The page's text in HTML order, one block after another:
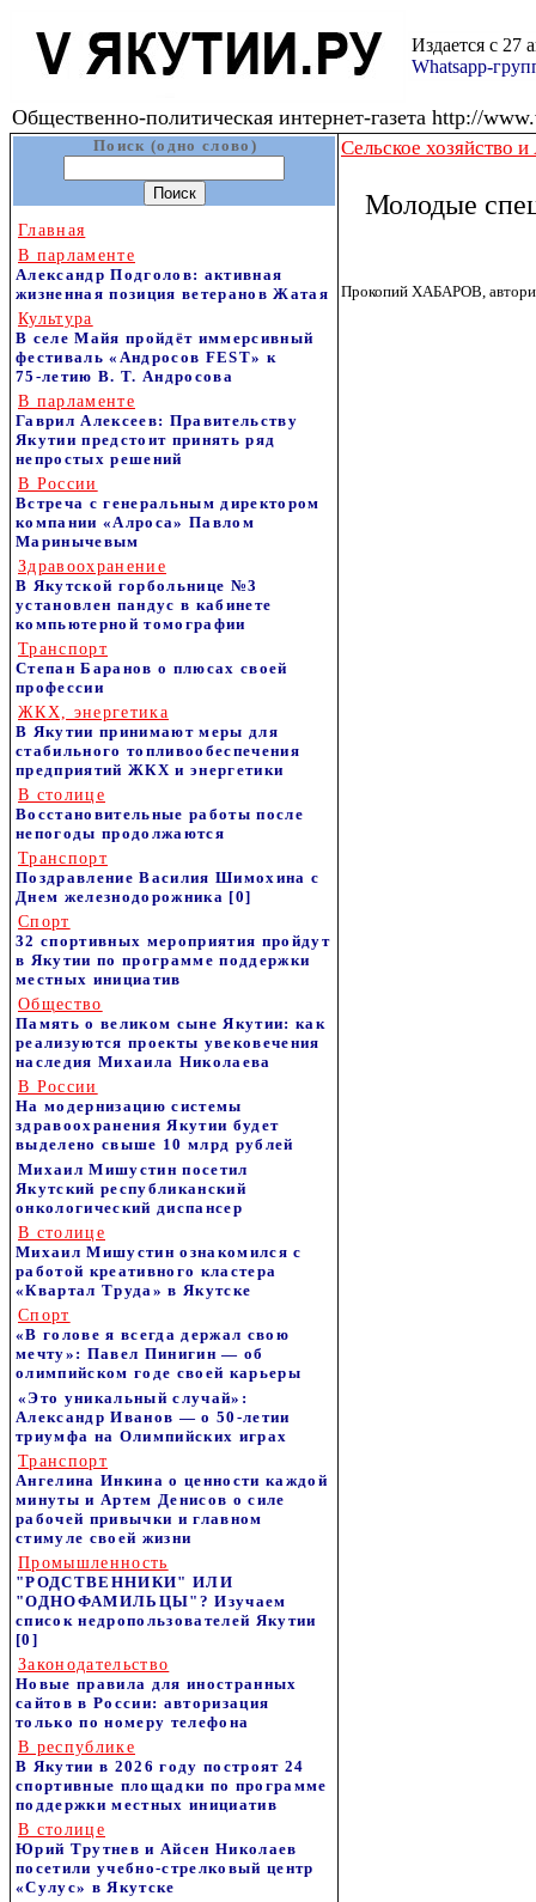
Издается с 27
Whatsapp-
Общественно-политическая интернет-газета http://
Поиск (одно слово)
Главная
В парламенте
Александр Подголов: активная
жизненная позиция ветеранов Жатая
Культура
В селе Майя пройдёт иммерсивный
фестиваль «Андросов FEST» к
75‑летию В. Т. Андросова
В парламенте
Гаврил Алексеев: Правительству
Якутии предстоит принять ряд
непростых решений
В России
Встреча с генеральным директором
компании «Алроса» Павлом
Маринычевым
Здравоохранение
В Якутской горбольнице №3
установлен пандус в кабинете
компьютерной томографии
Транспорт
Степан Баранов о плюсах своей
профессии
ЖКХ, энергетика
В Якутии принимают меры для
стабильного топливообеспечения
предприятий ЖКХ и энергетики
В столице
Восстановительные работы после
непогоды продолжаются
Транспорт
Поздравление Василия Шимохина с
Днем железнодорожника [0]
Спорт
32 спортивных мероприятия пройдут
в Якутии по программе поддержки
местных инициатив
Общество
Память о великом сыне Якутии: как
реализуются проекты увековечения
наследия Михаила Николаева
В России
На модернизацию системы
здравоохранения Якутии будет
выделено свыше 10 млрд рублей
Михаил Мишустин посетил
Якутский республиканский
онкологический диспансер
В столице
Михаил Мишустин ознакомился с
работой креативного кластера
«Квартал Труда» в Якутске
Спорт
«В голове я всегда держал свою
мечту»: Павел Пинигин — об
олимпийском годе своей карьеры
«Это уникальный случай»:
Александр Иванов — о 50-летии
триумфа на Олимпийских играх
Транспорт
Ангелина Инкина о ценности каждой
минуты и Артем Денисов о силе
рабочей привычки и главном
стимуле своей жизни
Промышленность
"РОДСТВЕННИКИ" ИЛИ
"ОДНОФАМИЛЬЦЫ"? Изучаем
список недропользователей Якутии
[0]
Законодательство
Новые правила для иностранных
сайтов в России: авторизация
только по номеру телефона
В республике
В Якутии в 2026 году построят 24
спортивные площадки по программе
поддержки местных инициатив
В столице
Юрий Трутнев и Айсен Николаев
посетили учебно-стрелковый центр
«Сулус» в Якутске
Сельское хозяйство
Молодые
Прокопий ХАБАРОВ,